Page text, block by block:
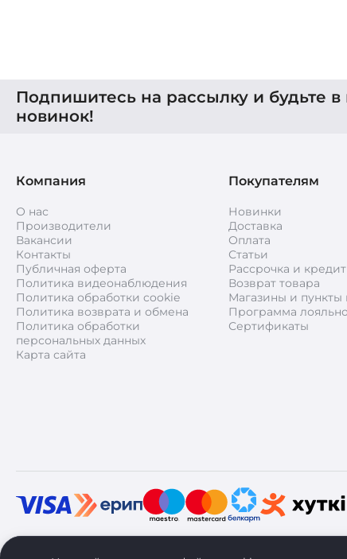
Подпишитесь на рассылку и будьте в
новинок!
Компания
О нас
Производители
Вакансии
Контакты
Публичная оферта
Политика видеонаблюдения
Политика обработки cookie
Политика возврата и обмена
Политика обработки
персональных данных
Карта сайта
Покупателям
Новинки
Доставка
Оплата
Статьи
Рассрочка и кредит
Возврат товара
Магазины и пункты
Программа
Сертификаты